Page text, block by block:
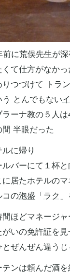
前に荒俣先生が
くて仕方がなか
りつづけて トラ
う とんでもない
ラーナ教の５人
間 半眼だった
ルに帰り
ルバーにて１杯と
に居たホテルの
コの泡盛 「 ラク
間ほどマネージ
がいの免許証を見
とぜんぜん違う
テンは頼んだ酒